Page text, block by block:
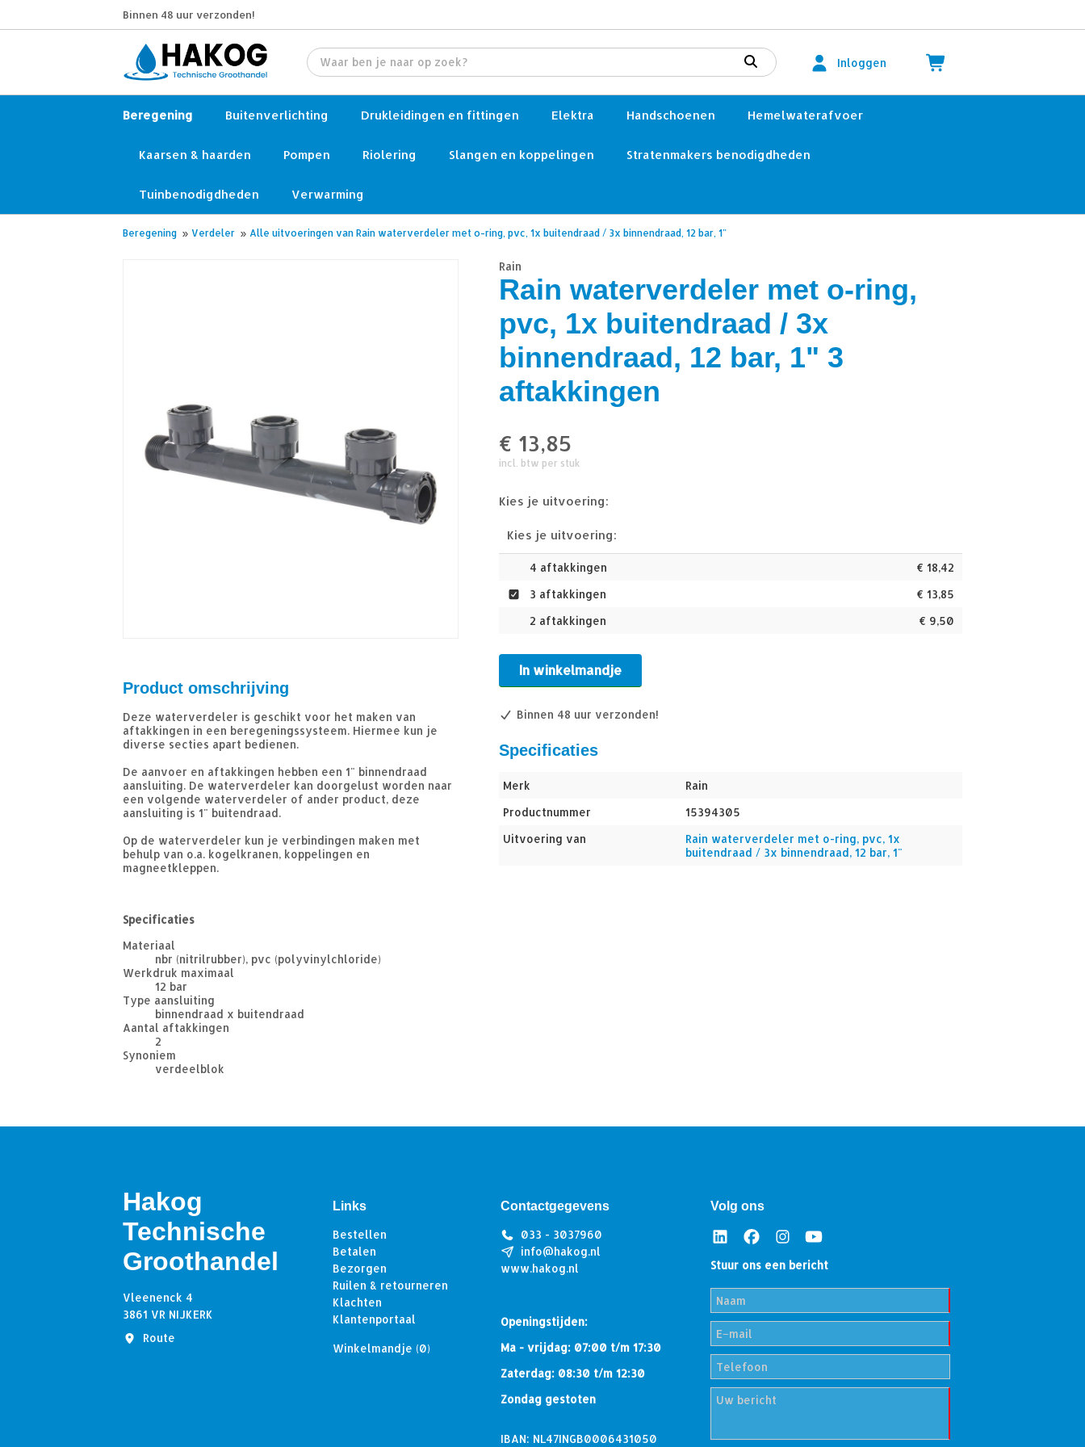
Binnen 48 uur verzonden!
Inloggen
Beregening Buitenverlichting Drukleidingen en fittingen Elektra Handschoenen Hemelwaterafvoer
Kaarsen & haarden Pompen Riolering Slangen en koppelingen Stratenmakers benodigdheden
Tuinbenodigdheden Verwarming
Beregening » Verdeler » Alle uitvoeringen van Rain waterverdeler met o-ring, pvc, 1x buitendraad / 3x binnendraad, 12 bar, 1"
Product omschrijving
Deze waterverdeler is geschikt voor het maken van
aftakkingen in een beregeningssysteem. Hiermee kun je
diverse secties apart bedienen.
De aanvoer en aftakkingen hebben een 1" binnendraad
aansluiting. De waterverdeler kan doorgelust worden naar
een volgende waterverdeler of ander product, deze
aansluiting is 1" buitendraad.
Op de waterverdeler kun je verbindingen maken met
behulp van o.a. kogelkranen, koppelingen en
magneetkleppen.
Specificaties
Materiaal
nbr (nitrilrubber), pvc (polyvinylchloride)
Werkdruk maximaal
12 bar
Type aansluiting
binnendraad x buitendraad
Aantal aftakkingen
2
Synoniem
verdeelblok
Rain
Rain waterverdeler met o-ring,
pvc, 1x buitendraad / 3x
binnendraad, 12 bar, 1" 3
aftakkingen
€ 13,85
incl. btw per stuk
Kies je uitvoering:
Kies je uitvoering:
4 aftakkingen € 18,42
3 aftakkingen
€ 13,85
2 aftakkingen
€ 9,50
In winkelmandje
Binnen 48 uur verzonden!
Specificaties
Merk
Rain
Productnummer
15394305
Uitvoering van
Rain waterverdeler met o-ring, pvc, 1x
buitendraad / 3x binnendraad, 12 bar, 1"
Hakog
Technische
Groothandel
Vleenenck 4
3861 VR NIJKERK
Route
Links
Bestellen
Betalen
Bezorgen
Ruilen & retourneren
Klachten
Klantenportaal
Winkelmandje (0)
Contactgegevens
033 - 3037960
info@hakog.nl
www.hakog.nl
Openingstijden:
Ma - vrijdag: 07:00 t/m 17:30
Zaterdag: 08:30 t/m 12:30
Zondag gestoten
IBAN: NL47INGB0006431050
Volg ons
Stuur ons een bericht